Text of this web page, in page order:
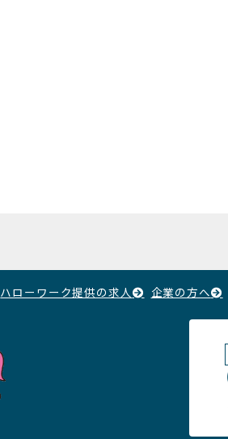
ハローワーク提供の求人 企業の方へ